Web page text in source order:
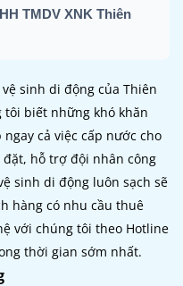
TMDV XNK Thiên
sinh di động của Thiên
tôi biết những khó khăn
cả việc cấp nước cho
hỗ trợ đội nhân công
sinh di động luôn sạch sẽ
hàng có nhu cầu thuê
với chúng tôi theo Hotline
thời gian sớm nhất.